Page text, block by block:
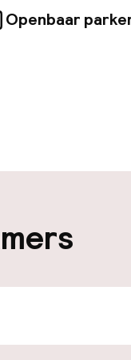
Openbaar
Transferservice